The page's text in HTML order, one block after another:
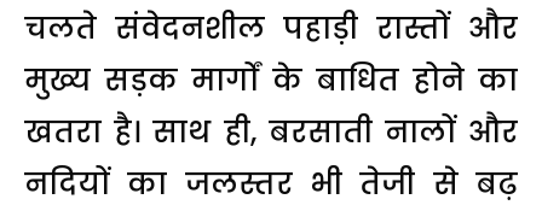
चलते संवेदनशील पहाड़ी रास्तों और
मुख्य सड़क मार्गों के बाधित होने का
खतरा है। साथ ही, बरसाती नालों और
नदियों का जलस्तर भी तेजी से बढ़